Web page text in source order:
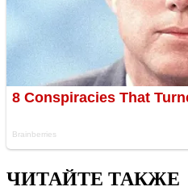
ЧИТАЙТЕ ТАКЖЕ